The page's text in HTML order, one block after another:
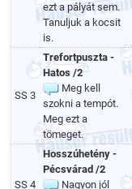
ezt a pályát sem.
Tanuljuk a kocsit
is.
SS 3
Trefortpuszta -
Hatos /2
Meg kell
szokni a tempót.
Meg ezt a
tömeget.
SS 4
Hosszúhetény -
Pécsvárad /2
Nagyon jól